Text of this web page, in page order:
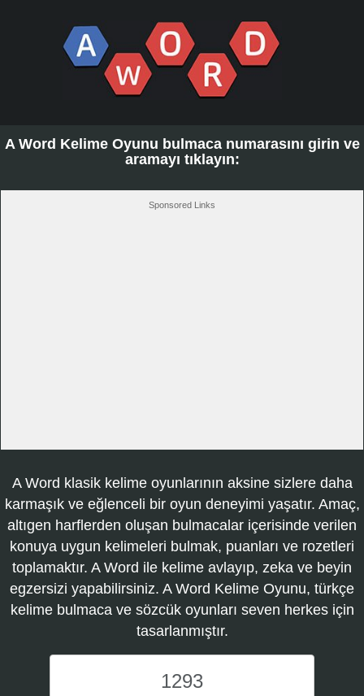
A Word Kelime Oyunu bulmaca numarasını girin ve
aramayı tıklayın:
Sponsored Links
A Word klasik kelime oyunlarının aksine sizlere daha
karmaşık ve eğlenceli bir oyun deneyimi yaşatır. Amaç,
altıgen harflerden oluşan bulmacalar içerisinde verilen
konuya uygun kelimeleri bulmak, puanları ve rozetleri
toplamaktır. A Word ile kelime avlayıp, zeka ve beyin
egzersizi yapabilirsiniz. A Word Kelime Oyunu, türkçe
kelime bulmaca ve sözcük oyunları seven herkes için
tasarlanmıştır.
Word